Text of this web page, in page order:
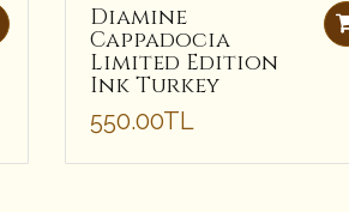
Diamine
Cappadocia
Limited Edition
Ink Turkey
550.00TL